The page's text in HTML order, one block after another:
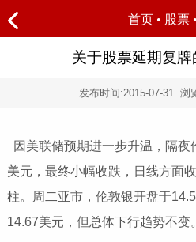
首页 • 股票
关于股票延期复
发布时间:2015-07-31 浏
因美联储预期进一步升温，隔
美元，最终小幅收跌，日线方面
柱。周二亚市，伦敦银开盘于
14.67美元，但总体下行趋势不变。